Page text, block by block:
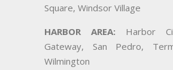
Square, Windsor Village
HARBOR AREA: Harbor
Gateway, San Pedro,
Wilmington